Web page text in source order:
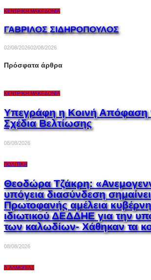
ΚΕΝΤΡΙΚΉ ΜΑΚΕΔΟΝΊΑ
ΓΑΒΡΙΛΟΣ ΣΙΔΗΡΟΠΟΥΛΟΣ
02/08/202602/08/2026
Πρόσφατα άρθρα
ΚΕΝΤΡΙΚΉ ΜΑΚΕΔΟΝΊΑ
Υπεγράφη η Κοινή Απόφαση
Σχέδια Βελτίωσης
08/08/2026
ΠΟΛΙΤΙΚΉ
Θεοδώρα Τζάκρη:
υπόγεια διασύνδεση
Πρωτοφανής αμέλεια
ιδιωτικού ΔΕΔΔΗΕ για την
των καλωδίων- Χάθηκαν τα
08/08/2026
Δ.ΑΛΜΩΠΊΑΣ